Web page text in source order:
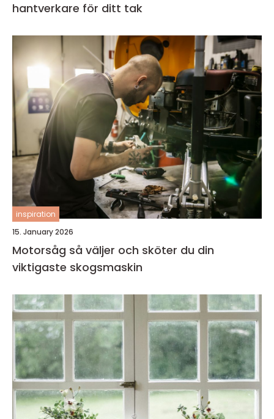
hantverkare för ditt tak
inspiration
15. January 2026
Motorsåg så väljer och sköter du din
viktigaste skogsmaskin